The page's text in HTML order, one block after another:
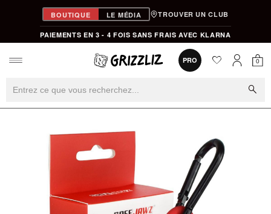
BOUTIQUE LE MÉDIA TROUVER UN CLUB
PAIEMENTS EN 3 - 4 FOIS SANS FRAIS AVEC KLARNA
PRO favorite0
0
search